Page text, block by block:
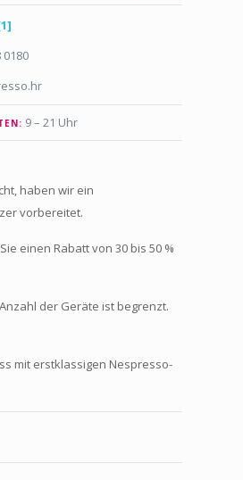
0180
9 – 21 Uhr
haben wir ein
vorbereitet.
einen Rabatt von 30 bis 50 %
der Geräte ist begrenzt.
mit erstklassigen Nespresso-